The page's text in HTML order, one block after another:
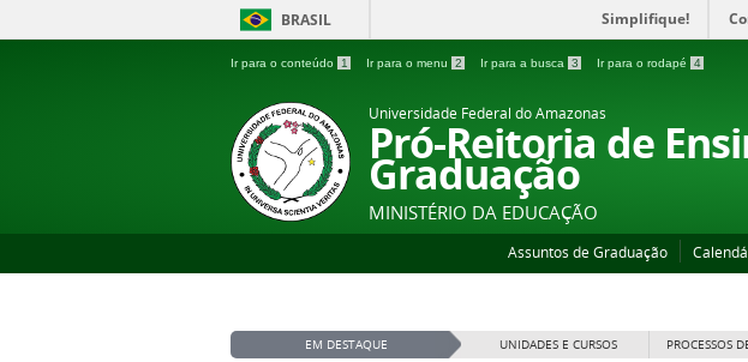
BRASIL Simplifique!
Ir para o conteúdo 1 Ir para o menu 2 Ir para a busca 3 Ir para o rodapé 4
Universidade Federal do Amazonas
Pró-Reitoria de
Graduação
MINISTÉRIO DA EDUCAÇÃO
Assuntos de Graduação
EM DESTAQUE UNIDADES E CURSOS PROCESSOS